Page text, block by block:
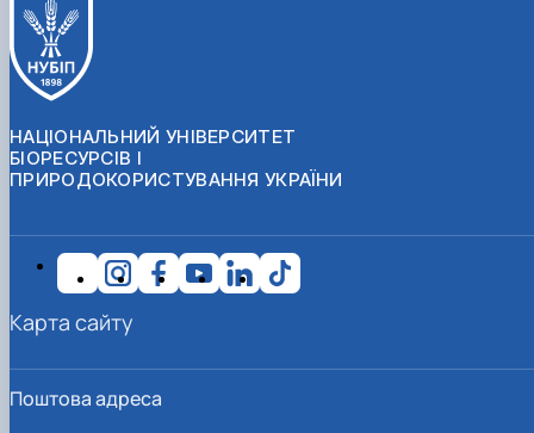
НАЦІОНАЛЬНИЙ УНІВЕРСИТЕТ
БІОРЕСУРСІВ І
ПРИРОДОКОРИСТУВАННЯ УКРАЇНИ
Поштова адреса
Карта сайту